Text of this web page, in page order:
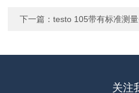
下一篇：testo 105带有标准测
关注